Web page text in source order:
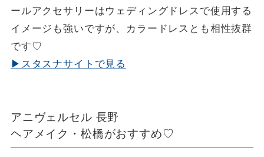
ールアクセサリーはウェディングドレスで使用する
イメージも強いですが、カラードレスとも相性抜群
です♡
▶スタスナサイトで見る
アニヴェルセル 長野
ヘアメイク・松橋がおすすめ♡